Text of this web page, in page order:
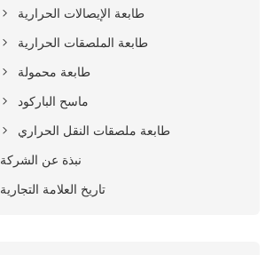
طابعة الإيصالات الحرارية
طابعة الملصقات الحرارية
طابعة محمولة
ماسح الباركود
طابعة ملصقات النقل الحراري
نبذة عن الشركة
تاريخ العلامة التجارية